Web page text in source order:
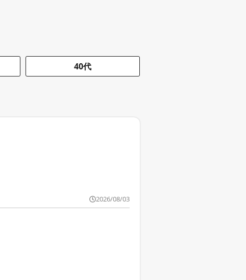
40代
2026/08/03